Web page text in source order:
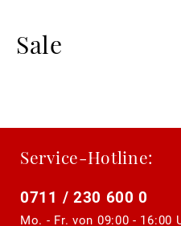
Sale
Service-Hotline:
0711 / 230 600 0
Mo. - Fr. von 09:00 - 16:00